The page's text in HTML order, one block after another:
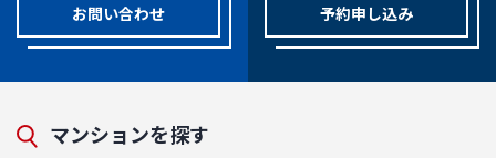
お問い合わせ 予約申し込み
マンションを探す